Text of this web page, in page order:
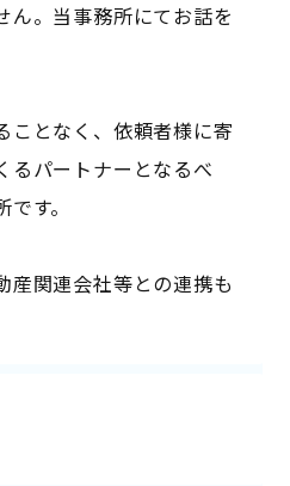
ん。当事務所にてお話を
ことなく、依頼者様に寄
るパートナーとなるべ
す。
産関連会社等との連携も